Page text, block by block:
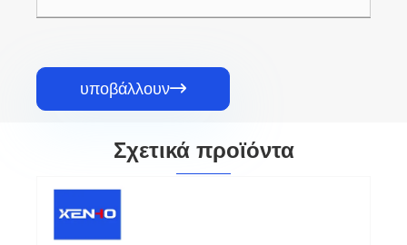
υποβάλλουν
Σχετικά προϊόντα